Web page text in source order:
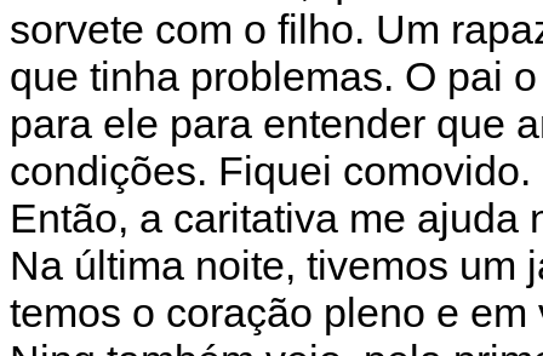
sorvete com o filho. Um
que tinha problemas. O pai
para ele para entender que
condições. Fiquei
Então, a caritativa me ajuda
Na última noite, tivemos um
temos o coração pleno e